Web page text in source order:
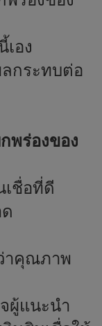
อง
กระทบต่อ
พร่องของ
เชื่อที่ดี
าคุณภาพ
ผู้แนะนำ